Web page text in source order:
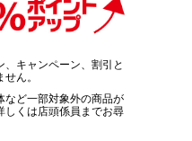
キャンペーン、割引と
ん。
ど一部対象外の商品が
しくは店頭係員までお尋